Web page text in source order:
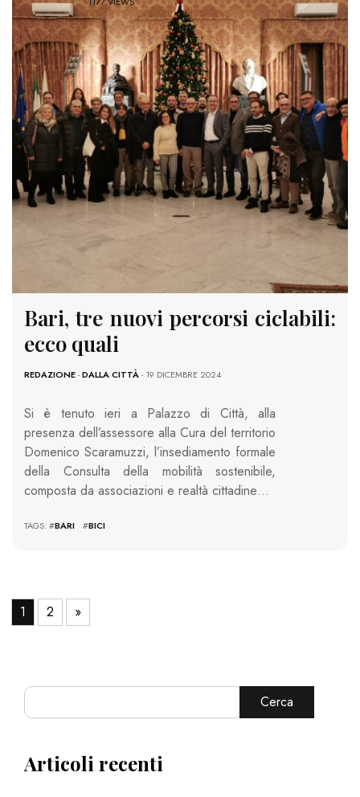
Bari, tre nuovi percorsi ciclabili:
ecco quali
REDAZIONE-DALLA CITTÀ- 19 DICEMBRE 2024
Si è tenuto ieri a Palazzo di Città, alla
presenza dell’assessore alla Cura del territorio
Domenico Scaramuzzi, l’insediamento formale
della Consulta della mobilità sostenibile,
composta da associazioni e realtà cittadine…
TAGS: #BARI #BICI
1 2 »
Cerca
Articoli recenti